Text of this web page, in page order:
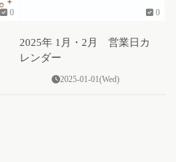
0 0
2025年 1月・2月 営業日カ
レンダー
2025-01-01(Wed)